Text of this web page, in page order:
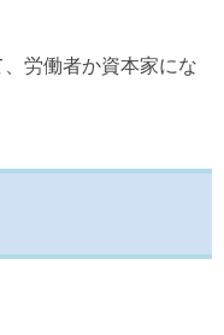
労働者か資本家にな